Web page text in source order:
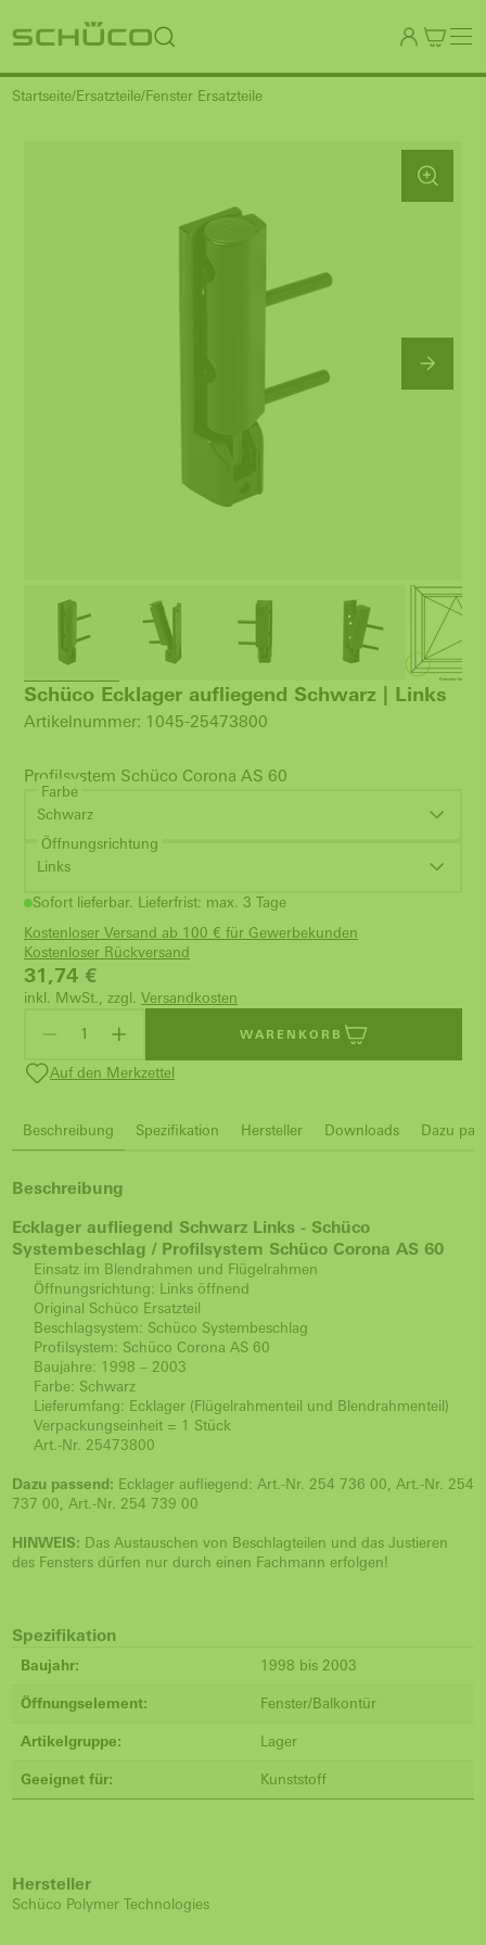
Startseite Ersatzteile Fenster Ersatzteile
Schüco Ecklager aufliegend Schwarz | Links
Artikelnummer: 1045-25473800
Profilsystem Schüco Corona AS 60
Farbe
Schwarz
Öffnungsrichtung
Links
Sofort lieferbar. Lieferfrist: max. 3 Tage
Kostenloser Versand ab 100 € für Gewerbekunden
Kostenloser Rückversand
31,74 €
inkl. MwSt., zzgl. Versandkosten
WARENKORB
Auf den Merkzettel
Beschreibung Spezifikation Hersteller Downloads Dazu
Beschreibung
Ecklager aufliegend Schwarz Links - Schüco
Systembeschlag / Profilsystem Schüco Corona AS 60
Einsatz im Blendrahmen und Flügelrahmen
Öffnungsrichtung: Links öffnend
Original Schüco Ersatzteil
Beschlagsystem: Schüco Systembeschlag
Profilsystem: Schüco Corona AS 60
Baujahre: 1998 – 2003
Farbe: Schwarz
Lieferumfang: Ecklager (Flügelrahmenteil und Blendrahmenteil)
Verpackungseinheit = 1 Stück
Art.-Nr. 25473800
Dazu passend: Ecklager aufliegend: Art.-Nr. 254 736 00, Art.-Nr. 254
737 00, Art.-Nr. 254 739 00
HINWEIS: Das Austauschen von Beschlagteilen und das Justieren
des Fensters dürfen nur durch einen Fachmann erfolgen!
Spezifikation
Baujahr: 1998 bis 2003
Öffnungselement: Fenster/Balkontür
Artikelgruppe: Lager
Geeignet für: Kunststoff
Hersteller
Schüco Polymer Technologies